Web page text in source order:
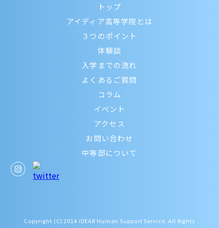
トップ
アイディア高等学院とは
３つのポイント
体験談
入学までの流れ
よくあるご質問
コラム
イベント
アクセス
お問い合わせ
中等部について
Copyright (C) 2014 iDEAR Human Support Service. All Rights